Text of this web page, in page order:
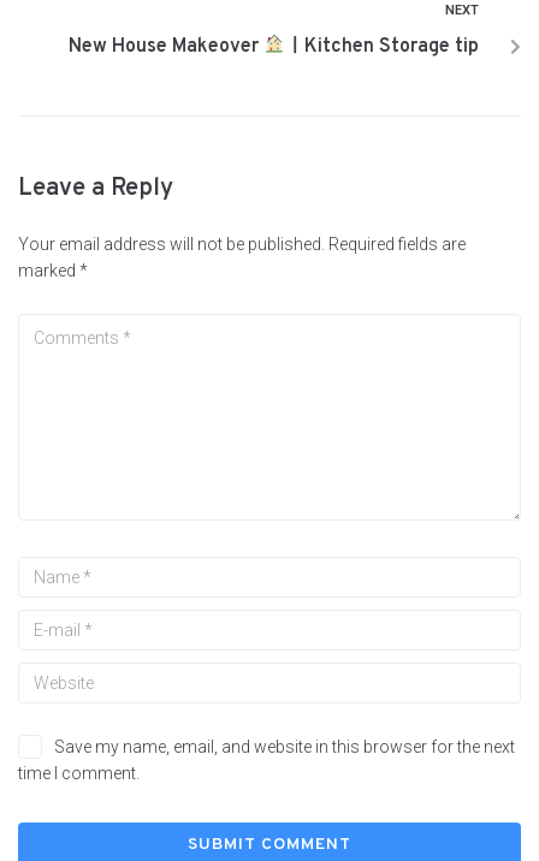
NEXT
New House Makeover ㅣKitchen Storage tip
Leave a Reply
Your email address will not be published. Required fields are
marked *
Save my name, email, and website in this browser for the next
time I comment.